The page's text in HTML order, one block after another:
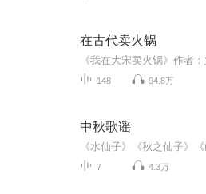
在古代卖火锅
148 94.8万
中秋歌谣
7 4.3万